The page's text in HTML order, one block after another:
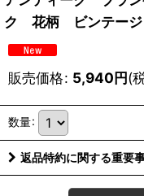
ク 花柄 ビンテージ
販売価格: 5,940円(
数量:
返品特約に関する重要